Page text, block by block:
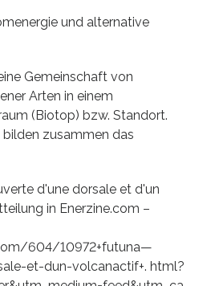
und alternative
Gemeinschaft von
Arten in einem
(Biotop) bzw. Standort.
zusammen das
d'une dorsale et d'un
in Enerzine.com –
604/10972+futuna—
et-dun-volcanactif+. html?